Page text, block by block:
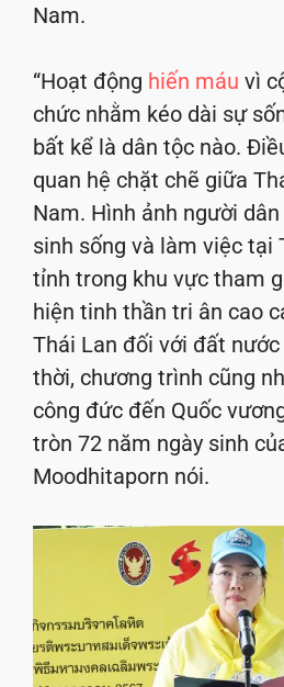
Nam.
“Hoạt động hiến máu vì
chức nhằm kéo dài sự
bất kể là dân tộc nào.
quan hệ chặt chẽ giữa
Nam. Hình ảnh người
sinh sống và làm việc tại
tỉnh trong khu vực tham
hiện tinh thần tri ân cao
Thái Lan đối với đất
thời, chương trình cũng
công đức đến Quốc
tròn 72 năm ngày sinh
Moodhitaporn nói.